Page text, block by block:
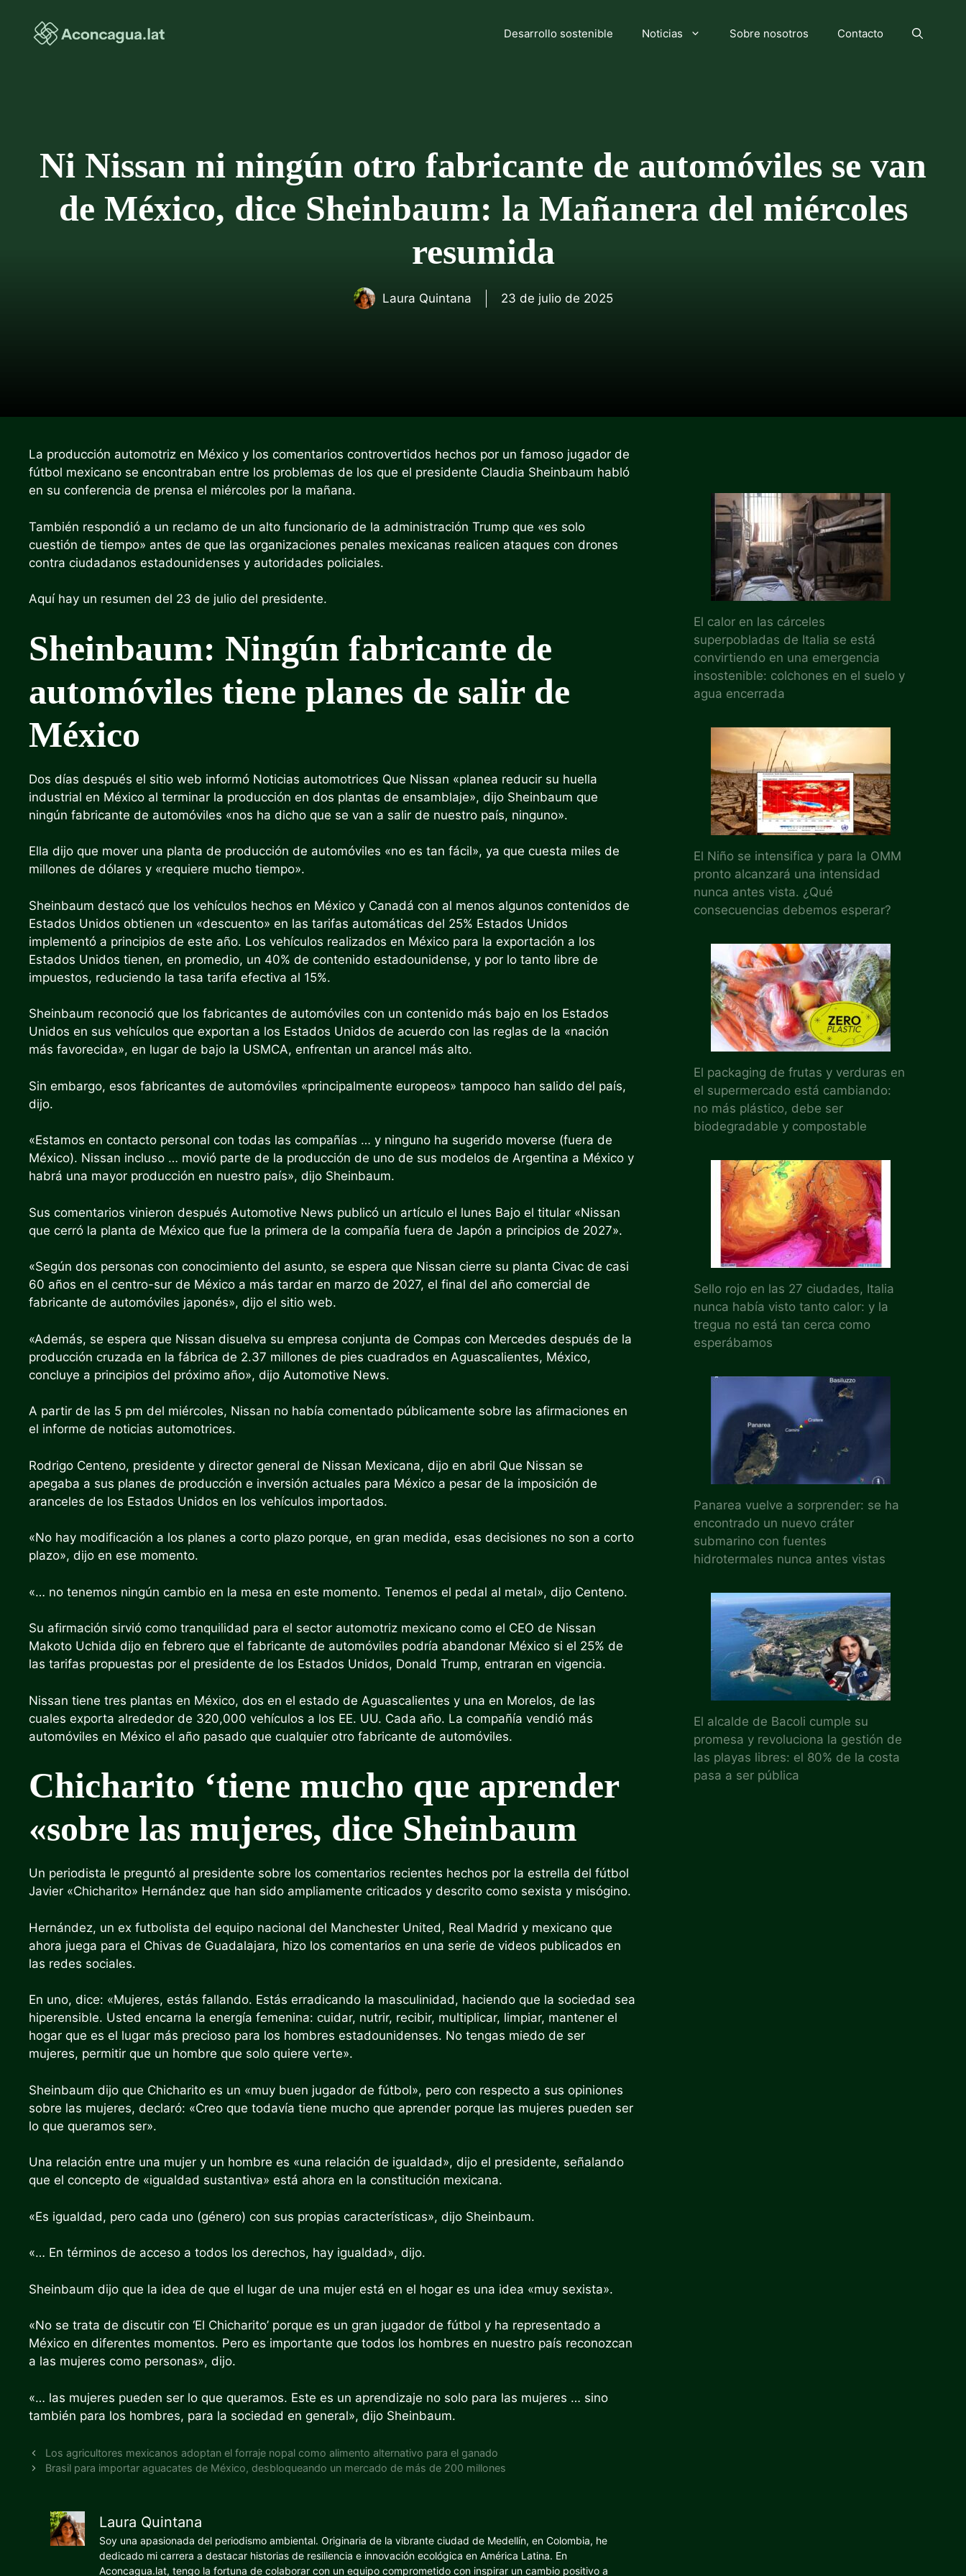
contenido
Desarrollo sostenible Noticias Sobre nosotros Contacto
Ni Nissan ni ningún otro fabricante de automóviles se van
de México, dice Sheinbaum: la Mañanera del miércoles
resumida
Laura Quintana 23 de julio de 2025
La producción automotriz en México y los comentarios controvertidos hechos por un famoso jugador de
fútbol mexicano se encontraban entre los problemas de los que el presidente Claudia Sheinbaum habló
en su conferencia de prensa el miércoles por la mañana.
También respondió a un reclamo de un alto funcionario de la administración Trump que «es solo
cuestión de tiempo» antes de que las organizaciones penales mexicanas realicen ataques con drones
contra ciudadanos estadounidenses y autoridades policiales.
Aquí hay un resumen del 23 de julio del presidente.
Sheinbaum: Ningún fabricante de
automóviles tiene planes de salir de
México
Dos días después el sitio web informó Noticias automotrices Que Nissan «planea reducir su huella
industrial en México al terminar la producción en dos plantas de ensamblaje», dijo Sheinbaum que
ningún fabricante de automóviles «nos ha dicho que se van a salir de nuestro país, ninguno».
Ella dijo que mover una planta de producción de automóviles «no es tan fácil», ya que cuesta miles de
millones de dólares y «requiere mucho tiempo».
Sheinbaum destacó que los vehículos hechos en México y Canadá con al menos algunos contenidos de
Estados Unidos obtienen un «descuento» en las tarifas automáticas del 25% Estados Unidos
implementó a principios de este año. Los vehículos realizados en México para la exportación a los
Estados Unidos tienen, en promedio, un 40% de contenido estadounidense, y por lo tanto libre de
impuestos, reduciendo la tasa tarifa efectiva al 15%.
Sheinbaum reconoció que los fabricantes de automóviles con un contenido más bajo en los Estados
Unidos en sus vehículos que exportan a los Estados Unidos de acuerdo con las reglas de la «nación
más favorecida», en lugar de bajo la USMCA, enfrentan un arancel más alto.
Sin embargo, esos fabricantes de automóviles «principalmente europeos» tampoco han salido del país,
dijo.
«Estamos en contacto personal con todas las compañías … y ninguno ha sugerido moverse (fuera de
México). Nissan incluso … movió parte de la producción de uno de sus modelos de Argentina a México y
habrá una mayor producción en nuestro país», dijo Sheinbaum.
Sus comentarios vinieron después Automotive News publicó un artículo el lunes Bajo el titular «Nissan
que cerró la planta de México que fue la primera de la compañía fuera de Japón a principios de 2027».
«Según dos personas con conocimiento del asunto, se espera que Nissan cierre su planta Civac de casi
60 años en el centro-sur de México a más tardar en marzo de 2027, el final del año comercial de
fabricante de automóviles japonés», dijo el sitio web.
«Además, se espera que Nissan disuelva su empresa conjunta de Compas con Mercedes después de la
producción cruzada en la fábrica de 2.37 millones de pies cuadrados en Aguascalientes, México,
concluye a principios del próximo año», dijo Automotive News.
A partir de las 5 pm del miércoles, Nissan no había comentado públicamente sobre las afirmaciones en
el informe de noticias automotrices.
Rodrigo Centeno, presidente y director general de Nissan Mexicana, dijo en abril Que Nissan se
apegaba a sus planes de producción e inversión actuales para México a pesar de la imposición de
aranceles de los Estados Unidos en los vehículos importados.
«No hay modificación a los planes a corto plazo porque, en gran medida, esas decisiones no son a corto
plazo», dijo en ese momento.
«… no tenemos ningún cambio en la mesa en este momento. Tenemos el pedal al metal», dijo Centeno.
Su afirmación sirvió como tranquilidad para el sector automotriz mexicano como el CEO de Nissan
Makoto Uchida dijo en febrero que el fabricante de automóviles podría abandonar México si el 25% de
las tarifas propuestas por el presidente de los Estados Unidos, Donald Trump, entraran en vigencia.
Nissan tiene tres plantas en México, dos en el estado de Aguascalientes y una en Morelos, de las
cuales exporta alrededor de 320,000 vehículos a los EE. UU. Cada año. La compañía vendió más
automóviles en México el año pasado que cualquier otro fabricante de automóviles.
Chicharito ‘tiene mucho que aprender
«sobre las mujeres, dice Sheinbaum
Un periodista le preguntó al presidente sobre los comentarios recientes hechos por la estrella del fútbol
Javier «Chicharito» Hernández que han sido ampliamente criticados y descrito como sexista y misógino.
Hernández, un ex futbolista del equipo nacional del Manchester United, Real Madrid y mexicano que
ahora juega para el Chivas de Guadalajara, hizo los comentarios en una serie de videos publicados en
las redes sociales.
En uno, dice: «Mujeres, estás fallando. Estás erradicando la masculinidad, haciendo que la sociedad sea
hiperensible. Usted encarna la energía femenina: cuidar, nutrir, recibir, multiplicar, limpiar, mantener el
hogar que es el lugar más precioso para los hombres estadounidenses. No tengas miedo de ser
mujeres, permitir que un hombre que solo quiere verte».
Sheinbaum dijo que Chicharito es un «muy buen jugador de fútbol», pero con respecto a sus opiniones
sobre las mujeres, declaró: «Creo que todavía tiene mucho que aprender porque las mujeres pueden ser
lo que queramos ser».
Una relación entre una mujer y un hombre es «una relación de igualdad», dijo el presidente, señalando
que el concepto de «igualdad sustantiva» está ahora en la constitución mexicana.
«Es igualdad, pero cada uno (género) con sus propias características», dijo Sheinbaum.
«… En términos de acceso a todos los derechos, hay igualdad», dijo.
Sheinbaum dijo que la idea de que el lugar de una mujer está en el hogar es una idea «muy sexista».
«No se trata de discutir con ‘El Chicharito’ porque es un gran jugador de fútbol y ha representado a
México en diferentes momentos. Pero es importante que todos los hombres en nuestro país reconozcan
a las mujeres como personas», dijo.
«… las mujeres pueden ser lo que queramos. Este es un aprendizaje no solo para las mujeres … sino
también para los hombres, para la sociedad en general», dijo Sheinbaum.
Los agricultores mexicanos adoptan el forraje nopal como alimento alternativo para el ganado
Brasil para importar aguacates de México, desbloqueando un mercado de más de 200 millones
Laura Quintana
Soy una apasionada del periodismo ambiental. Originaria de la vibrante ciudad de Medellín, en Colombia, he
dedicado mi carrera a destacar historias de resiliencia e innovación ecológica en América Latina. En
Aconcagua.lat, tengo la fortuna de colaborar con un equipo comprometido con inspirar un cambio positivo a
El calor en las cárceles
superpobladas de Italia se está
convirtiendo en una emergencia
insostenible: colchones en el suelo y
agua encerrada
El Niño se intensifica y para la OMM
pronto alcanzará una intensidad
nunca antes vista. ¿Qué
consecuencias debemos esperar?
El packaging de frutas y verduras en
el supermercado está cambiando:
no más plástico, debe ser
biodegradable y compostable
Sello rojo en las 27 ciudades, Italia
nunca había visto tanto calor: y la
tregua no está tan cerca como
esperábamos
Panarea vuelve a sorprender: se ha
encontrado un nuevo cráter
submarino con fuentes
hidrotermales nunca antes vistas
El alcalde de Bacoli cumple su
promesa y revoluciona la gestión de
las playas libres: el 80% de la costa
pasa a ser pública